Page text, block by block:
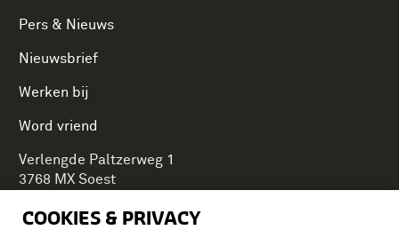
COOKIES & PRIVACY
Pers & Nieuws
Nieuwsbrief
Werken bij
Word vriend
Verlengde Paltzerweg 1
3768 MX Soest